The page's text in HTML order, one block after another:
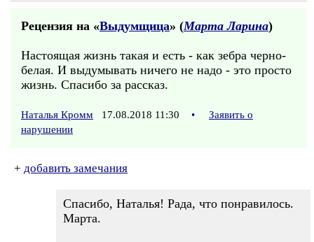
Рецензия на «Выдумщица» (Марта Ларина)
Настоящая жизнь такая и есть - как зебра черно-
белая. И выдумывать ничего не надо - это просто
жизнь. Спасибо за рассказ.
Наталья Кромм 17.08.2018 11:30 •
Заявить о
нарушении
+ добавить замечания
Спасибо, Наталья! Рада, что понравилось.
Марта.